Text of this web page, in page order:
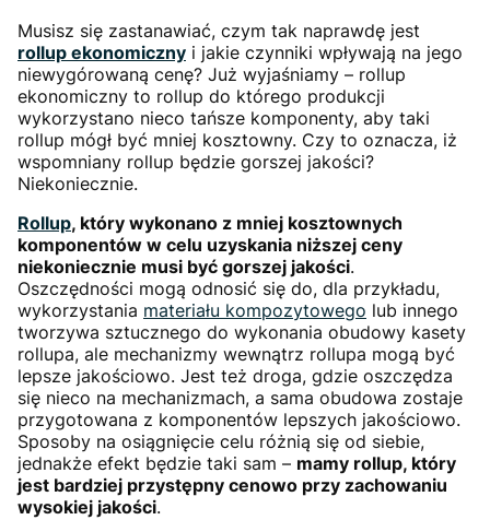
Musisz się zastanawiać, czym tak naprawdę jest
rollup ekonomiczny i jakie czynniki wpływają na jego
niewygórowaną cenę? Już wyjaśniamy – rollup
ekonomiczny to rollup do którego produkcji
wykorzystano nieco tańsze komponenty, aby taki
rollup mógł być mniej kosztowny. Czy to oznacza, iż
wspomniany rollup będzie gorszej jakości?
Niekoniecznie.
Rollup, który wykonano z mniej kosztownych
komponentów w celu uzyskania niższej ceny
niekoniecznie musi być gorszej jakości.
Oszczędności mogą odnosić się do, dla przykładu,
wykorzystania materiału kompozytowego lub innego
tworzywa sztucznego do wykonania obudowy kasety
rollupa, ale mechanizmy wewnątrz rollupa mogą być
lepsze jakościowo. Jest też droga, gdzie oszczędza
się nieco na mechanizmach, a sama obudowa zostaje
przygotowana z komponentów lepszych jakościowo.
Sposoby na osiągnięcie celu różnią się od siebie,
jednakże efekt będzie taki sam – mamy rollup, który
jest bardziej przystępny cenowo przy zachowaniu
wysokiej jakości.